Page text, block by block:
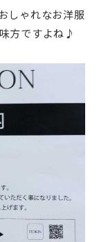
しゃれなお洋服
方ですよね♪